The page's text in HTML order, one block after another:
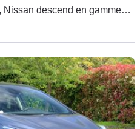
Nissan descend en gamme